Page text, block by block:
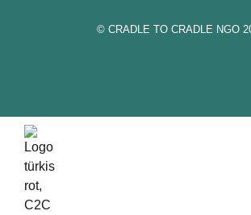
© CRADLE TO CRADLE NGO